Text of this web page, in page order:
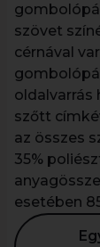
szövet
cérnával
oldalvarrás
szőtt
az összes
35%
esetében